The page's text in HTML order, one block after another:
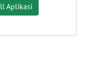
Aplikasi